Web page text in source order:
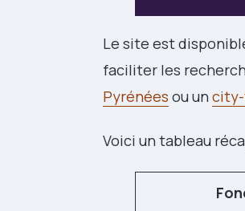
Le site est
faciliter les
Pyrénées ou un city-
Voici un tableau